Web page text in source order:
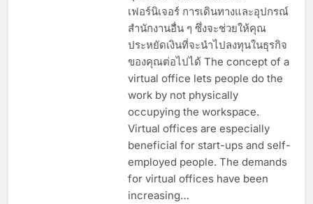
คุณจึงไม่ต้องเสียเงินไปกับ
เฟอร์นิเจอร์ การเดินทางและอุปกรณ์
สำนักงานอื่น ๆ ซึ่งจะช่วยให้คุณ
ประหยัดเงินที่จะนำไปลงทุนในธุรกิจ
ของคุณต่อไปได้ The concept of a
virtual office lets people do the
work by not physically
occupying the workspace.
Virtual offices are especially
beneficial for start-ups and self-
employed people. The demands
for virtual offices have been